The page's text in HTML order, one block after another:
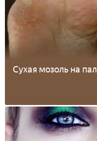
Сухая мозоль на